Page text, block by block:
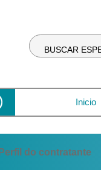
BUSCAR
Inicio
Perfil do contratante